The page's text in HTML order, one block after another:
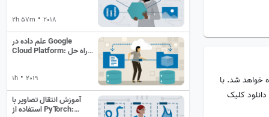
خواهد شد. با
کلیک
2h 57m •2018
علم داده در Google
Cloud Platform: راه حل
1h •2019
آموزش انتقال تصاویر با
استفاده از PyTorch: